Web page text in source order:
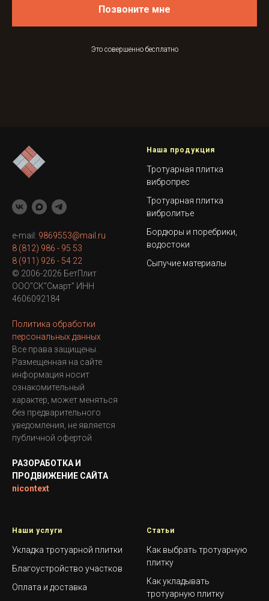
Позвоните мне
Это совершенно бесплатно
e-mail: 9869553@mail.ru
8 (812) 986 - 95 53
8 (911) 926 - 54 22
© 2006-2026 БетПлит
ООО"СК"Смарт" ИНН
4606092184
Политика обработки
персональных данных
Все права защищены.
Размещенная на сайте
информация носит
ознакомительный
характер, может меняться
без предварительного
уведомления, не является
публичной офертой
РАЗОРАБОТКА И
ПРОДВИЖЕНИЕ САЙТА
nicontext
Наша продукция
Тротуарная плитка
вибропрес
Тротуарная плитка
вибролитье
Бордюры и поребрики,
водостоки
Сыпучие материалы
Наши услуги
Укладка тротуарной плитки
Благоустройство участков
Оплата и доставка
Статьи
Как выбрать тротуарную
плитку
Как укладывать
тротуарную плитку